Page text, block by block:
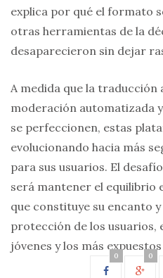
explica por qué el formato
otras herramientas de la
desaparecieron sin dejar
A medida que la traducción
moderación automatizada
se perfeccionen, estas
evolucionando hacia más
para sus usuarios. El
será mantener el equilibrio
que constituye su encanto
protección de los usuarios,
jóvenes y los más
0 0